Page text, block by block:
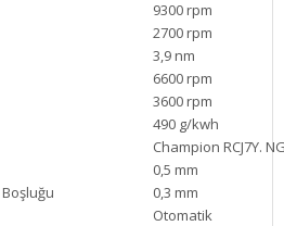
9300 rpm
2700 rpm
3,9 nm
6600 rpm
3600 rpm
490 g/kwh
Champion RCJ7Y.
0,5 mm
0,3 mm
Otomatik